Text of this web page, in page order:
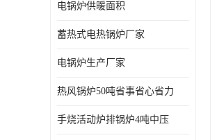
电锅炉供暖面积
蓄热式电热锅炉厂家
电锅炉生产厂家
热风锅炉50吨省事省心省力
手烧活动炉排锅炉4吨中压